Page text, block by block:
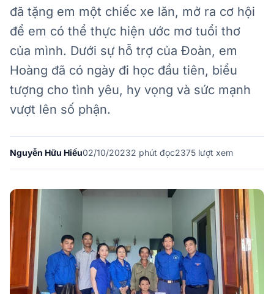
đã tặng em một chiếc xe lăn, mở ra cơ hội
để em có thể thực hiện ước mơ tuổi thơ
của mình. Dưới sự hỗ trợ của Đoàn, em
Hoàng đã có ngày đi học đầu tiên, biểu
tượng cho tình yêu, hy vọng và sức mạnh
vượt lên số phận.
Nguyễn Hữu Hiếu02/10/20232 phút đọc2375 lượt xem